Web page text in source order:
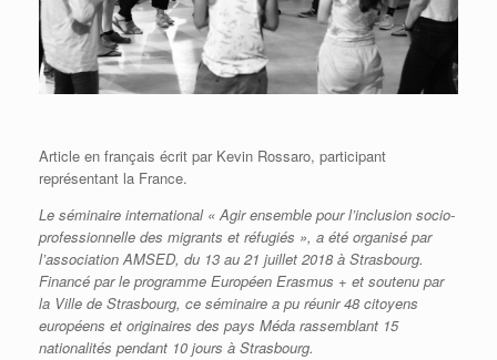
Article en français écrit par Kevin Rossaro, participant
représentant la France.
Le séminaire international « Agir ensemble pour l’inclusion socio-
professionnelle des migrants et réfugiés », a été organisé par
l’association AMSED, du 13 au 21 juillet 2018 à Strasbourg.
Financé par le programme Européen Erasmus + et soutenu par
la Ville de Strasbourg, ce séminaire a pu réunir 48 citoyens
européens et originaires des pays Méda rassemblant 15
nationalités pendant 10 jours à Strasbourg.